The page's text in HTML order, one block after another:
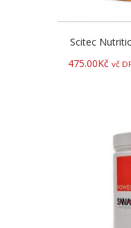
Scitec
475.00Kč vč